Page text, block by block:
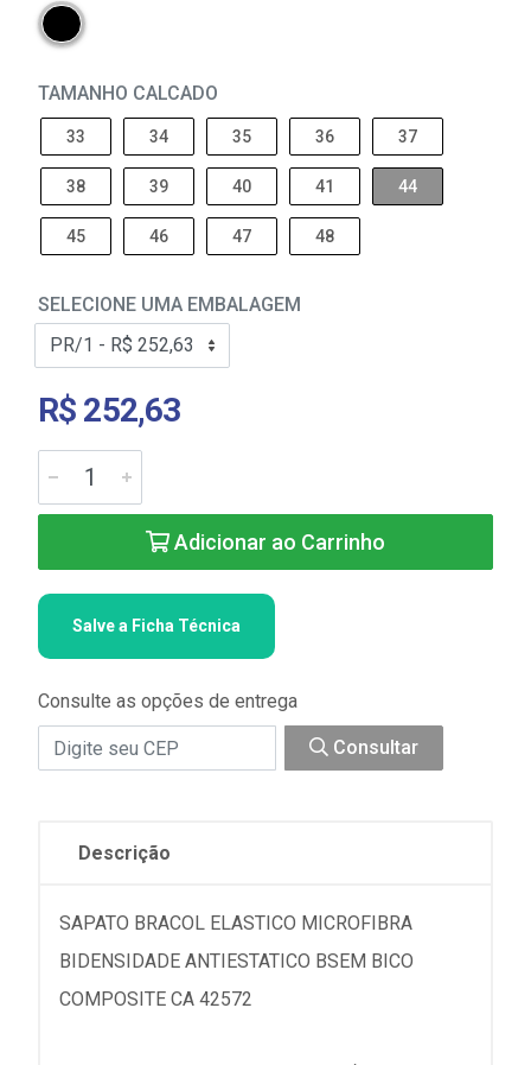
TAMANHO CALCADO
33 34 35 36 37
38 39 40 41 44
45 46 47 48
SELECIONE UMA EMBALAGEM
R$ 252,63
Adicionar ao Carrinho
Salve a Ficha Técnica
Consulte as opções de entrega
Consultar
Descrição
SAPATO BRACOL ELASTICO MICROFIBRA
BIDENSIDADE ANTIESTATICO BSEM BICO
COMPOSITE CA 42572